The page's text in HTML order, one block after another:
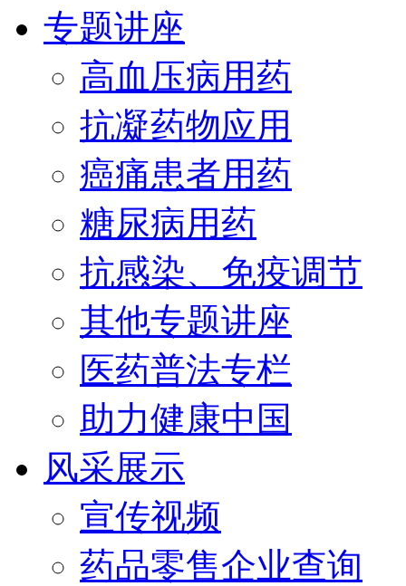
专题讲座
高血压病用药
抗凝药物应用
癌痛患者用药
糖尿病用药
抗感染、免疫调节
其他专题讲座
医药普法专栏
助力健康中国
风采展示
宣传视频
药品零售企业查询